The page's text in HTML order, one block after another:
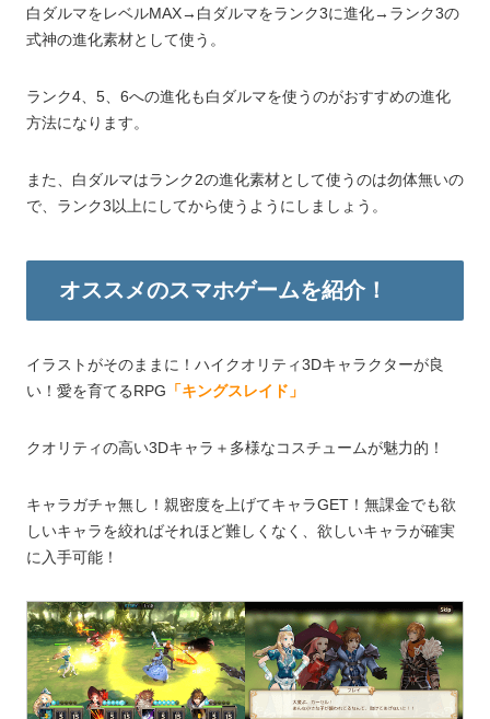
白ダルマをレベルMAX→白ダルマをランク3に進化→ランク3の
式神の進化素材として使う。
ランク4、5、6への進化も白ダルマを使うのがおすすめの進化
方法になります。
また、白ダルマはランク2の進化素材として使うのは勿体無いの
で、ランク3以上にしてから使うようにしましょう。
オススメのスマホゲームを紹介！
イラストがそのままに！ハイクオリティ3Dキャラクターが良
い！愛を育てるRPG 「キングスレイド」
クオリティの高い3Dキャラ＋多様なコスチュームが魅力的！
キャラガチャ無し！親密度を上げてキャラGET！無課金でも欲
しいキャラを絞ればそれほど難しくなく、欲しいキャラが確実
に入手可能！